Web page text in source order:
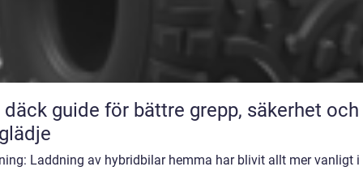
grepp, säkerhet och
Laddning av hybridbilar hemma har blivit allt mer vanligt i